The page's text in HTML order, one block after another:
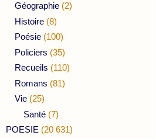
Géographie (2)
Histoire (8)
Poésie (100)
Policiers (35)
Recueils (110)
Romans (81)
Vie (25)
Santé (7)
POESIE (20 631)